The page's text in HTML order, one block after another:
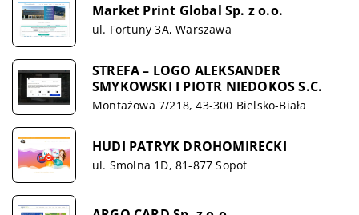
Market Print Global Sp. z o.o.
ul. Fortuny 3A, Warszawa
STREFA – LOGO ALEKSANDER
SMYKOWSKI I PIOTR NIEDOKOS S.C.
Montażowa 7/218, 43-300 Bielsko-Biała
HUDI PATRYK DROHOMIRECKI
ul. Smolna 1D, 81-877 Sopot